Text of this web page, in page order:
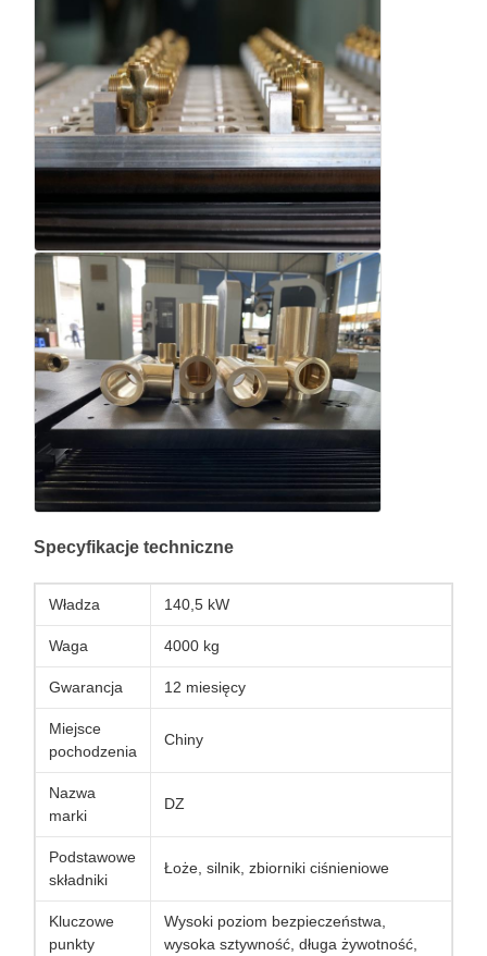
Specyfikacje techniczne
Władza 140,5 kW
Waga 4000 kg
Gwarancja 12 miesięcy
Miejsce
pochodzenia
Chiny
Nazwa
marki
DZ
Podstawowe
składniki
Łoże, silnik, zbiorniki ciśnieniowe
Kluczowe
punkty
Wysoki poziom bezpieczeństwa,
wysoka sztywność, długa żywotność,